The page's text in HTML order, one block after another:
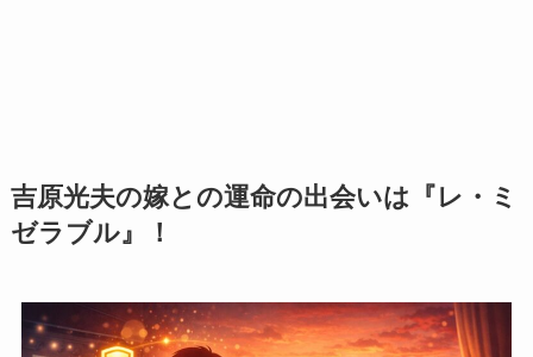
吉原光夫の嫁との運命の出会いは『レ・ミ
ゼラブル』！